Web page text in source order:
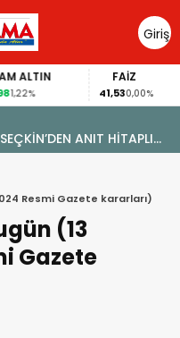
Giriş
Yap
ALTIN FAİZ
41,530,00%
ANIT HİTAPLI
Resmi Gazete kararları)
(13
Gazete